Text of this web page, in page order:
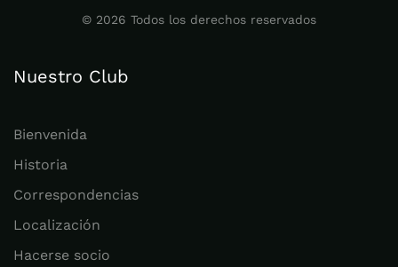
© 2026 Todos los derechos reservados
Nuestro Club
Bienvenida
Historia
Correspondencias
Localización
Hacerse socio